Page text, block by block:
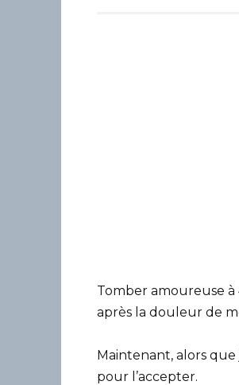
Tomber amoureuse à
après la douleur de
Maintenant, alors
pour l’accepter.